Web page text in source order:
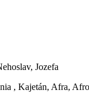
Jozefa
, Kajetán, Afra,